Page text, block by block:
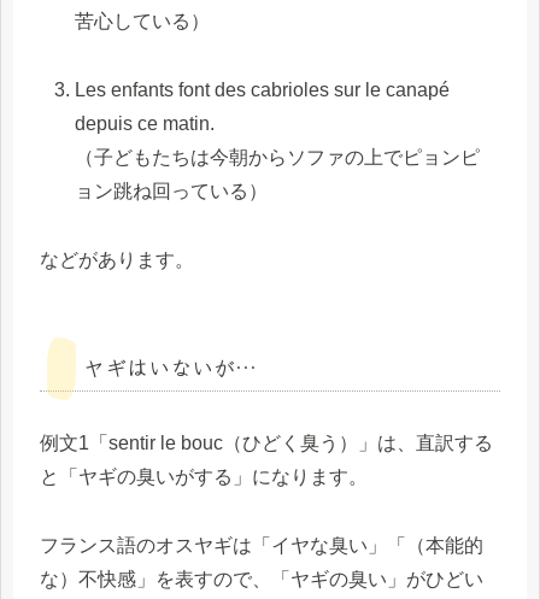
苦心している）
Les enfants font des cabrioles sur le canapé
depuis ce matin.
（子どもたちは今朝からソファの上でピョンピ
ョン跳ね回っている）
などがあります。
ヤギはいないが…
例文1「sentir le bouc（ひどく臭う）」は、直訳する
と「ヤギの臭いがする」になります。
フランス語のオスヤギは「イヤな臭い」「（本能的
な）不快感」を表すので、「ヤギの臭い」がひどい